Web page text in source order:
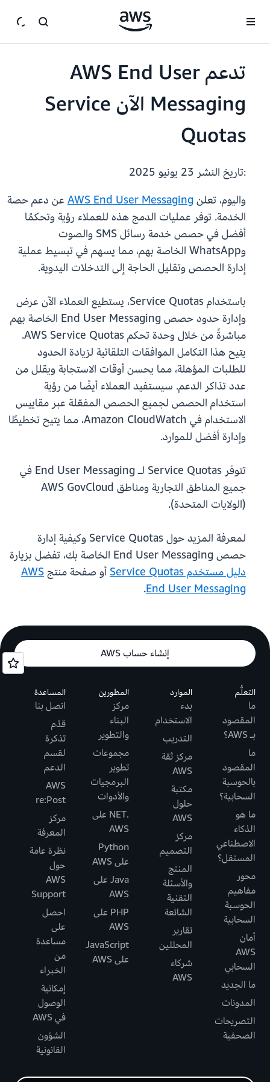
تدعم AWS End User
Messaging الآن Service
Quotas
:تاريخ النشر
واليوم، تعلنAWS End User Messaging عن دعم حصة
الخدمة. توفر عمليات الدمج هذه للعملاء رؤية وتحكمًا
أفضل في حصص خدمة رسائل SMS والصوت
وWhatsApp الخاصة بهم، مما يسهم في تبسيط عملية
إدارة الحصص وتقليل الحاجة إلى التدخلات اليدوية.
باستخدام Service Quotas، يستطيع العملاء الآن عرض
وإدارة حدود حصص End User Messaging الخاصة بهم
مباشرةً من خلال وحدة تحكم AWS Service Quotas.
يتيح هذا التكامل الموافقات التلقائية لزيادة الحدود
للطلبات المؤهلة، مما يحسن أوقات الاستجابة ويقلل من
عدد تذاكر الدعم. سيستفيد العملاء أيضًا من رؤية
استخدام الحصص لجميع الحصص المفعّلة عبر مقاييس
الاستخدام في Amazon CloudWatch، مما يتيح تخطيطًا
وإدارة أفضل للموارد.
تتوفر Service Quotas لـ End User Messaging في
جميع المناطق التجارية ومناطق AWS GovCloud
(الولايات المتحدة).
لمعرفة المزيد حول Service Quotas وكيفية إدارة
حصص End User Messaging الخاصة بك، تفضل بزيارة
دليل مستخدم Service Quotas
أو صفحة منتجAWS
End User Messaging
.
إنشاء حساب AWS
التعلُّم
ما
المقصود
بـ AWS؟
ما
المقصود
بالحوسبة
السحابية؟
ما هو
الذكاء
الاصطناعي
المستقل؟
محور
مفاهيم
الحوسبة
السحابية
أمان
AWS
السحابي
ما الجديد
المدونات
التصريحات
الصحفية
الموارد
بدء
الاستخدام
التدريب
مركز ثقة
AWS
مكتبة
حلول
AWS
مركز
التصميم
المنتج
والأسئلة
التقنية
الشائعة
تقارير
المحللين
شركاء
AWS
المطورين
مركز
البناء
والتطوير
مجموعات
تطوير
البرمجيات
والأدوات
.NET على
AWS
Python
على AWS
Java على
AWS
PHP على
AWS
JavaScript
على AWS
المساعدة
اتصل بنا
قدّم
تذكرة
لقسم
الدعم
AWS
re:Post
مركز
المعرفة
نظرة عامة
حول
AWS
Support
احصل
على
مساعدة
من
الخبراء
إمكانية
الوصول
في AWS
الشؤون
القانونية